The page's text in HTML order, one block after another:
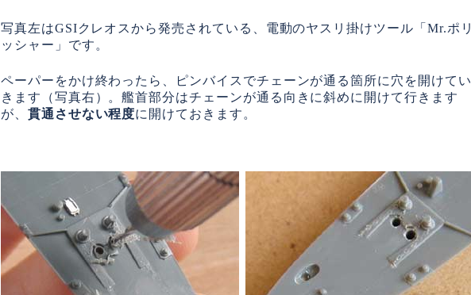
写真左はGSIクレオスから発売されている、電動のヤスリ掛けツール「Mr.ポリ
ッシャー」です。
ペーパーをかけ終わったら、ピンバイスでチェーンが通る箇所に穴を開けてい
きます（写真右）。艦首部分はチェーンが通る向きに斜めに開けて行きます
が、 貫通させない程度に開けておきます。